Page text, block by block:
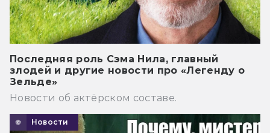
Последняя роль Сэма Нила, главный
злодей и другие новости про «Легенду о
Зельде»
Новости об актёрском составе.
Новости